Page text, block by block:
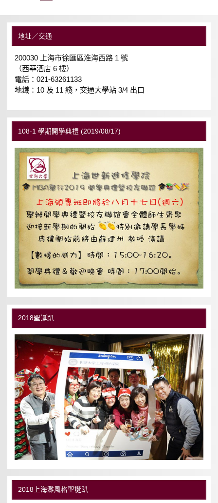
地址／交通
200030 上海市徐匯區淮海西路 1 號
（西華酒店 6 樓）
電話：021-63261133
地鐵：10 及 11 綫，交通大學站 3/4 出口
108-1 學期開學典禮 (2019/08/17)
2018聖誕趴
2018上海灘風格聖誕趴